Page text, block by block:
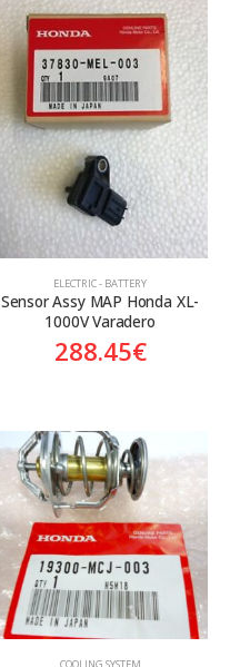
ELECTRIC - BATTERY
Sensor Assy MAP Honda XL-
1000V Varadero
288.45€